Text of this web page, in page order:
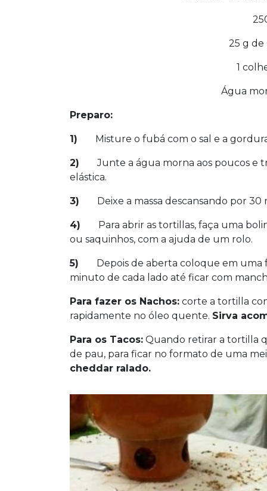
25 g
1
Água
Preparo:
1) Misture o fubá com o sal e a
2)Junte a água morna aos poucos e
elástica.
3) Deixe a massa descansando por 30
4) Para abrir as tortillas, faça uma
ou saquinhos, com a ajuda de um rolo.
5) Depois de aberta coloque em uma
minuto de cada lado até ficar com
Para fazer os Nachos: corte a tortilla
rapidamente no óleo quente. Sirva
Para os Tacos: Quando retirar a tortilla
de pau, para ficar no formato de uma
cheddar ralado.